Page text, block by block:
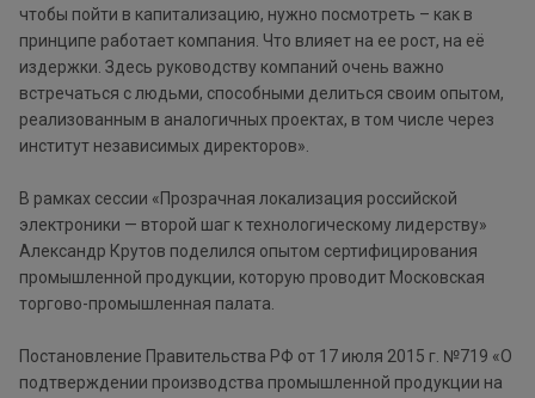
чтобы пойти в капитализацию, нужно посмотреть – как в
принципе работает компания. Что влияет на ее рост, на её
издержки. Здесь руководству компаний очень важно
встречаться с людьми, способными делиться своим опытом,
реализованным в аналогичных проектах, в том числе через
институт независимых директоров».
В рамках сессии «Прозрачная локализация российской
электроники — второй шаг к технологическому лидерству»
Александр Крутов поделился опытом сертифицирования
промышленной продукции, которую проводит Московская
торгово-промышленная палата.
Постановление Правительства РФ от 17 июля 2015 г. №719 «О
подтверждении производства промышленной продукции на